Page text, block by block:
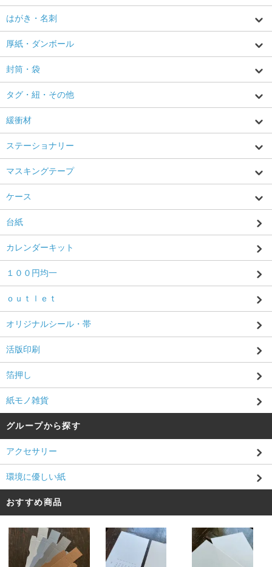
はがき・名刺
厚紙・ダンボール
封筒・袋
タグ・紐・その他
緩衝材
ステーショナリー
マスキングテープ
ケース
台紙
カレンダーキット
１００円均一
ｏｕｔｌｅｔ
オリジナルシール・帯
活版印刷
箔押し
紙モノ雑貨
グループから探す
アクセサリー
環境に優しい紙
おすすめ商品